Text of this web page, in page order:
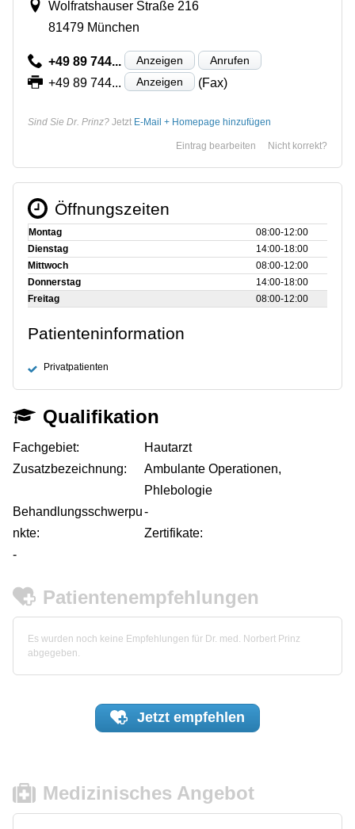
Wolfratshauser Straße 216
81479 München
+49 89 744... Anzeigen Anrufen
+49 89 744... Anzeigen (Fax)
Sind Sie Dr. Prinz? Jetzt E-Mail + Homepage hinzufügen
Nicht korrekt?
Eintrag bearbeiten
Öffnungszeiten
Montag
08:00‑12:00
Dienstag
14:00‑18:00
Mittwoch
08:00‑12:00
Donnerstag
14:00‑18:00
Freitag
08:00‑12:00
Patienteninformation
Privatpatienten
Qualifikation
Fachgebiet:
Hautarzt
Zusatzbezeichnung:
Ambulante Operationen,
Phlebologie
Behandlungsschwerpu
nkte:
-
Zertifikate:
-
Patientenempfehlungen
Es wurden noch keine Empfehlungen für Dr. med. Norbert Prinz
abgegeben.
Jetzt empfehlen
Medizinisches Angebot